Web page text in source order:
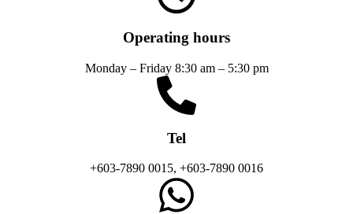
Operating hours
Monday – Friday 8:30 am – 5:30 pm
Tel
+603-7890 0015, +603-7890 0016